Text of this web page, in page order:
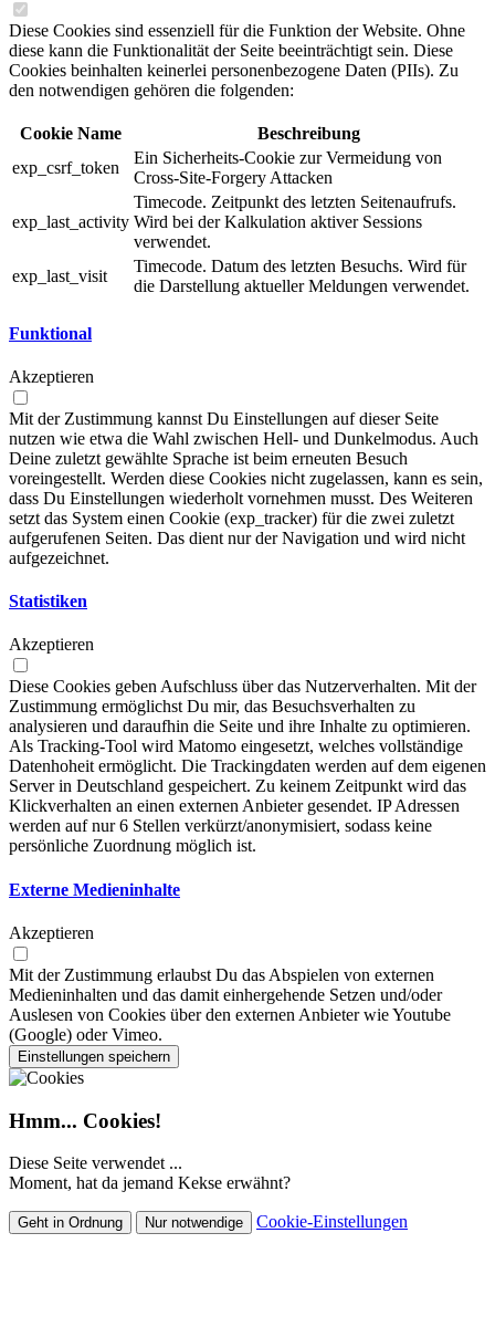
Diese Cookies sind essenziell für die Funktion der Website. Ohne
diese kann die Funktionalität der Seite beeinträchtigt sein. Diese
Cookies beinhalten keinerlei personenbezogene Daten (PIIs). Zu
den notwendigen gehören die folgenden:
Cookie Name
Beschreibung
exp_csrf_token
Ein Sicherheits-Cookie zur Vermeidung von
Cross-Site-Forgery Attacken
exp_last_activity
Timecode. Zeitpunkt des letzten Seitenaufrufs.
Wird bei der Kalkulation aktiver Sessions
verwendet.
exp_last_visit
Timecode. Datum des letzten Besuchs. Wird für
die Darstellung aktueller Meldungen verwendet.
Funktional
Akzeptieren
Mit der Zustimmung kannst Du Einstellungen auf dieser Seite
nutzen wie etwa die Wahl zwischen Hell- und Dunkelmodus. Auch
Deine zuletzt gewählte Sprache ist beim erneuten Besuch
voreingestellt. Werden diese Cookies nicht zugelassen, kann es sein,
dass Du Einstellungen wiederholt vornehmen musst. Des Weiteren
setzt das System einen Cookie (exp_tracker) für die zwei zuletzt
aufgerufenen Seiten. Das dient nur der Navigation und wird nicht
aufgezeichnet.
Statistiken
Akzeptieren
Diese Cookies geben Aufschluss über das Nutzerverhalten. Mit der
Zustimmung ermöglichst Du mir, das Besuchsverhalten zu
analysieren und daraufhin die Seite und ihre Inhalte zu optimieren.
Als Tracking-Tool wird Matomo eingesetzt, welches vollständige
Datenhoheit ermöglicht. Die Trackingdaten werden auf dem eigenen
Server in Deutschland gespeichert. Zu keinem Zeitpunkt wird das
Klickverhalten an einen externen Anbieter gesendet. IP Adressen
werden auf nur 6 Stellen verkürzt/anonymisiert, sodass keine
persönliche Zuordnung möglich ist.
Externe Medieninhalte
Akzeptieren
Mit der Zustimmung erlaubst Du das Abspielen von externen
Medieninhalten und das damit einhergehende Setzen und/oder
Auslesen von Cookies über den externen Anbieter wie Youtube
(Google) oder Vimeo.
Einstellungen speichern
Hmm... Cookies!
Diese Seite verwendet ...
Moment, hat da jemand Kekse erwähnt?
Geht in Ordnung Nur notwendige Cookie-Einstellungen